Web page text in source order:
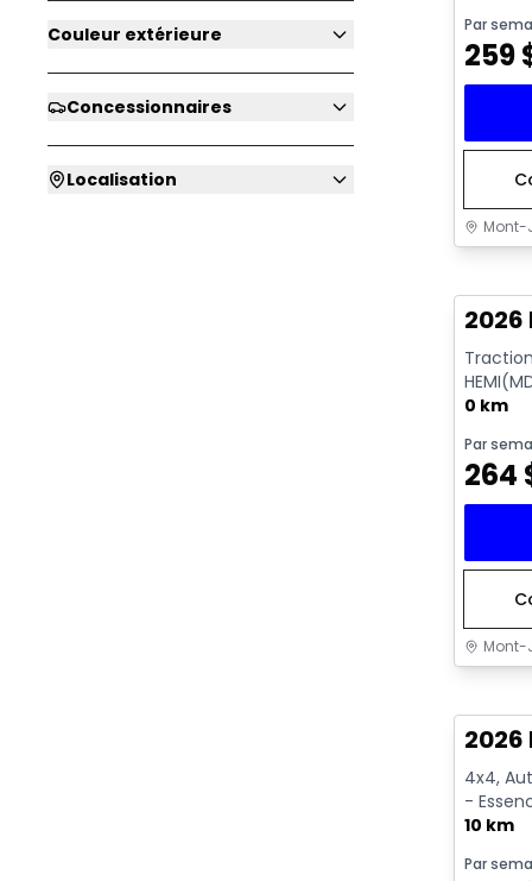
Couleur extérieure
Concessionnaires
Localisation
Par
259
Mont-
2026
ECO/
0 km
Par
264
Mont-
2026
4x4,
-
10 km
Par